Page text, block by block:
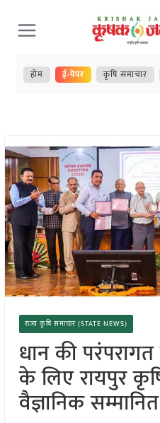
Skip
to
content
होम ई-पेपर कृषि समाचार
राज्य कृषि समाचार (STATE NEWS)
धान की
के लिए रायपुर
वैज्ञानिक सम्मानित